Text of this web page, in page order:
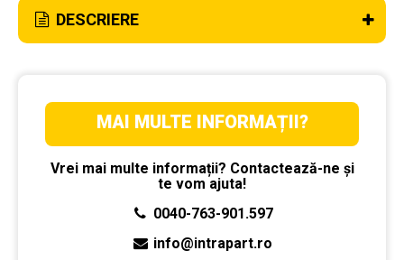
DESCRIERE
MAI MULTE INFORMAȚII?
Vrei mai multe informații? Contactează-ne și
te vom ajuta!
0040-763-901.597
info@intrapart.ro